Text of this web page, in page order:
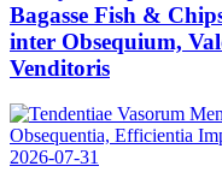
Bagasse Fish &
inter Obsequium,
Venditoris
2026-07-31